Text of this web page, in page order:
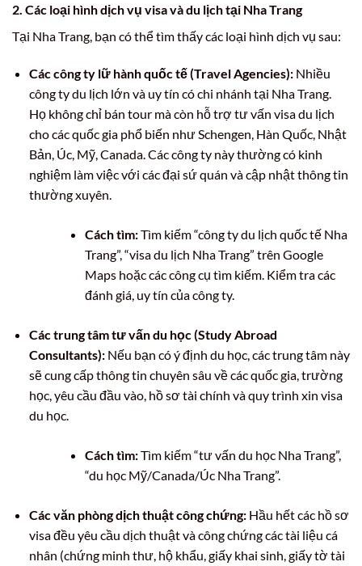
2. Các loại hình dịch vụ visa và du lịch tại Nha Trang
Tại Nha Trang, bạn có thể tìm thấy các loại hình dịch vụ sau:
Các công ty lữ hành quốc tế (Travel Agencies):Nhiều
công ty du lịch lớn và uy tín có chi nhánh tại Nha Trang.
Họ không chỉ bán tour mà còn hỗ trợ tư vấn visa du lịch
cho các quốc gia phổ biến như Schengen, Hàn Quốc, Nhật
Bản, Úc, Mỹ, Canada. Các công ty này thường có kinh
nghiệm làm việc với các đại sứ quán và cập nhật thông tin
thường xuyên.
Cách tìm:Tìm kiếm “công ty du lịch quốc tế Nha
Trang”, “visa du lịch Nha Trang” trên Google
Maps hoặc các công cụ tìm kiếm. Kiểm tra các
đánh giá, uy tín của công ty.
Các trung tâm tư vấn du học (Study Abroad
Consultants):Nếu bạn có ý định du học, các trung tâm này
sẽ cung cấp thông tin chuyên sâu về các quốc gia, trường
học, yêu cầu đầu vào, hồ sơ tài chính và quy trình xin visa
du học.
Cách tìm:Tìm kiếm “tư vấn du học Nha Trang”,
“du học Mỹ/Canada/Úc Nha Trang”.
Các văn phòng dịch thuật công chứng:Hầu hết các hồ sơ
visa đều yêu cầu dịch thuật và công chứng các tài liệu cá
nhân (chứng minh thư, hộ khẩu, giấy khai sinh, giấy tờ tài